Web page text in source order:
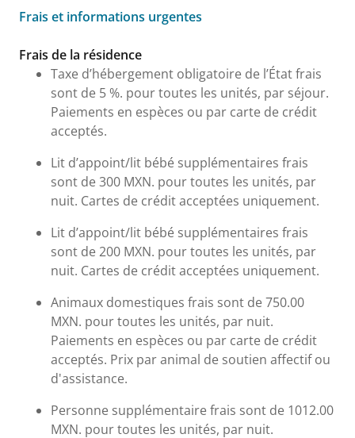
Frais et informations urgentes
Frais et informations urgentes
Frais de la résidence
Taxe d’hébergement obligatoire de l’État frais
sont de 5 %. pour toutes les unités, par séjour.
Paiements en espèces ou par carte de crédit
acceptés.
Lit d’appoint/lit bébé supplémentaires frais
sont de 300 MXN. pour toutes les unités, par
nuit. Cartes de crédit acceptées uniquement.
Lit d’appoint/lit bébé supplémentaires frais
sont de 200 MXN. pour toutes les unités, par
nuit. Cartes de crédit acceptées uniquement.
Animaux domestiques frais sont de 750.00
MXN. pour toutes les unités, par nuit.
Paiements en espèces ou par carte de crédit
acceptés. Prix par animal de soutien affectif ou
d'assistance.
Personne supplémentaire frais sont de 1012.00
MXN. pour toutes les unités, par nuit.